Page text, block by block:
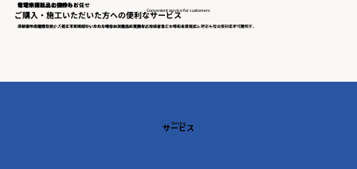
Convenient service for customers
ご購入・施工いただいた方への便利なサービス
​お電話相談・出張サービス
「ちょっと聞きたい」「見に来てほしい」そんな時はお気軽にお電話を。地域密着だからこそ、スピーディーな出張対応が可能です。
​修理中貸し出し(無料)
冷蔵庫や洗濯機など、入荷までお時間をいただく場合は、生活に支障が出ないよう、一時的な貸し出し対応も行っています（無料）
電球や消耗品の交換もお任せ
高い場所の電球交換や、どこで買えばいいかわからない消耗品の交換など、小さなことでもお気軽に。
Service
サービス